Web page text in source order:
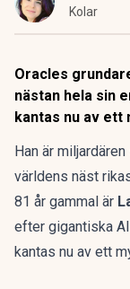
Kolar
Oracles
nästan hela sin
kantas nu av ett
Han är
världens näst
81 år gammal är
efter gigantiska
kantas nu av ett